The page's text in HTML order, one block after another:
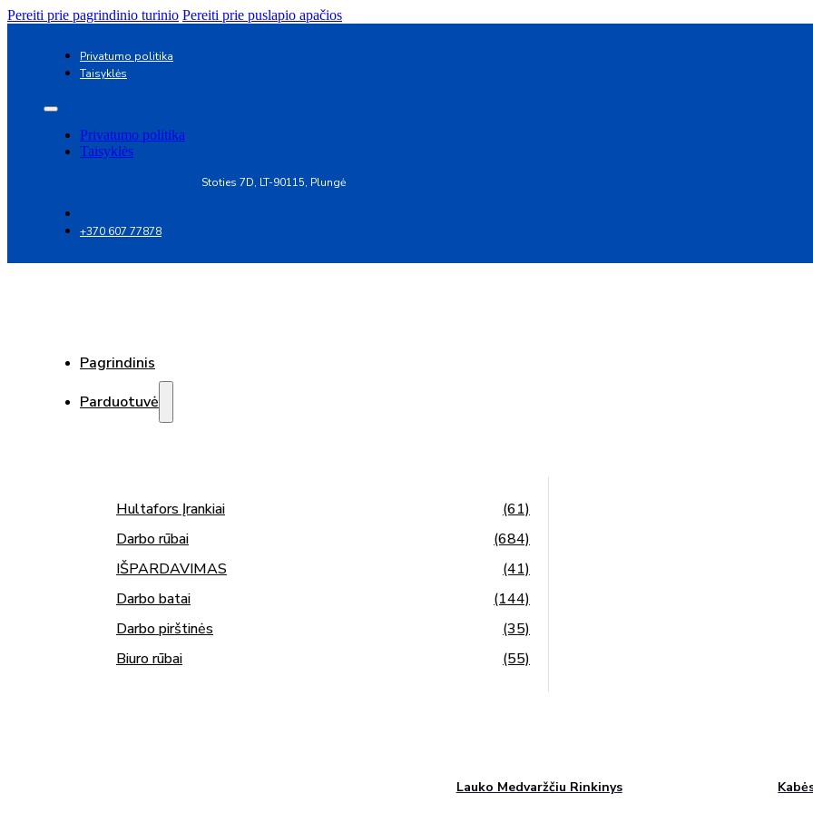
Pereiti prie pagrindinio turinio Pereiti prie puslapio apačios
Privatumo politika
Taisyklės
Privatumo politika
Taisyklės
Stoties 7D, LT-90115, Plungė
+370 607 77878
Pagrindinis
Parduotuvė
Hultafors Įrankiai
(61)
Darbo rūbai
(684)
IŠPARDAVIMAS
(41)
Darbo batai
(144)
Darbo pirštinės
(35)
Biuro rūbai
(55)
Lauko Medvaržčiu Rinkinys